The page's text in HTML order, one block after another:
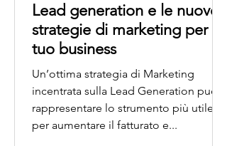
Lead generation e le nuove
strategie di marketing per il
tuo business
Un’ottima strategia di Marketing
incentrata sulla Lead Generation può
rappresentare lo strumento più utile
per aumentare il fatturato e...